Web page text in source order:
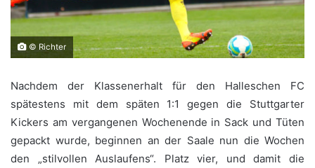
© Richter
Nachdem der Klassenerhalt für den Halleschen FC
spätestens mit dem späten 1:1 gegen die Stuttgarter
Kickers am vergangenen Wochenende in Sack und Tüten
gepackt wurde, beginnen an der Saale nun die Wochen
den „stilvollen Auslaufens“. Platz vier, und damit die